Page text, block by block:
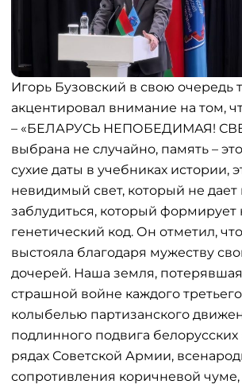
Игорь Бузовский в свою очередь
акцентировал внимание на том,
– «БЕЛАРУСЬ НЕПОБЕДИМАЯ!
выбрана не случайно, память –
сухие даты в учебниках истории,
невидимый свет, который не дает
заблудиться, который формирует
генетический код. Он отметил,
выстояла благодаря мужеству
дочерей. Наша земля,
страшной войне каждого
колыбелью партизанского
подлинного подвига
рядах Советской Армии,
сопротивления коричневой